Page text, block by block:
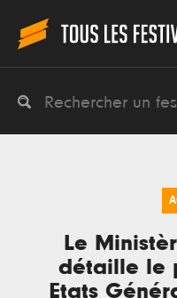
Le
détaille le
Etats